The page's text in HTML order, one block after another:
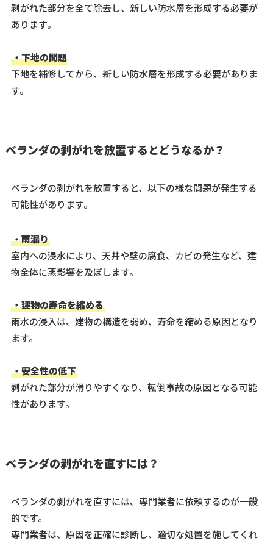
剥がれた部分を全て除去し、新しい防水層を形成する必要が
あります。
・下地の問題
下地を補修してから、新しい防水層を形成する必要がありま
す。
ベランダの剥がれを放置するとどうなるか？
ベランダの剥がれを放置すると、以下の様な問題が発生する
可能性があります。
・雨漏り
室内への浸水により、天井や壁の腐食、カビの発生など、建
物全体に悪影響を及ぼします。
・建物の寿命を縮める
雨水の浸入は、建物の構造を弱め、寿命を縮める原因となり
ます。
・安全性の低下
剥がれた部分が滑りやすくなり、転倒事故の原因となる可能
性があります。
ベランダの剥がれを直すには？
ベランダの剥がれを直すには、専門業者に依頼するのが一般
的です。
専門業者は、原因を正確に診断し、適切な処置を施してくれ